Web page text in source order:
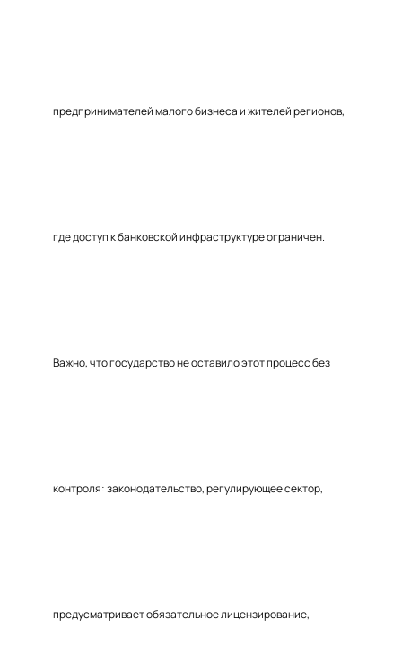
предпринимателей малого бизнеса и жителей регионов,
где доступ к банковской инфраструктуре ограничен.
Важно, что государство не оставило этот процесс без
контроля: законодательство, регулирующее сектор,
предусматривает обязательное лицензирование,